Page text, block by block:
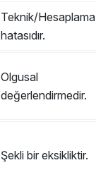
Teknik/Hesaplama
hatasıdır.
Olgusal
değerlendirmedir.
Şekli bir eksikliktir.